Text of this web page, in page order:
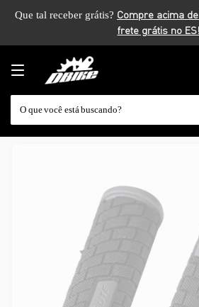
Que tal receber grátis?